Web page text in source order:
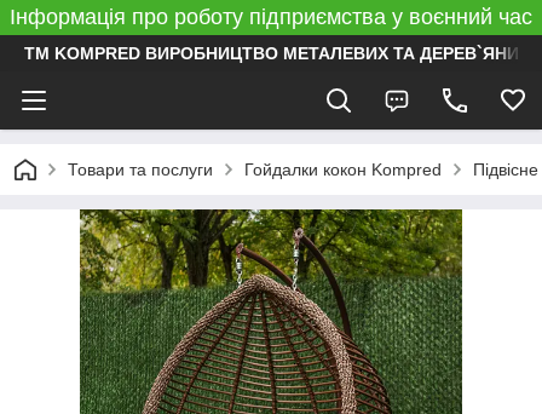
Інформація про роботу підприємства у воєнний час
ТМ KOMPRED ВИРОБНИЦТВО МЕТАЛЕВИХ ТА ДЕРЕВ`ЯНИХ
Товари та послуги Гойдалки кокон Kompred